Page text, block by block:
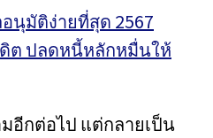
นุมัติง่ายที่สุด 2567
ต ปลดหนี้หลักหมื่นให้
อีกต่อไป แต่กลายเป็น